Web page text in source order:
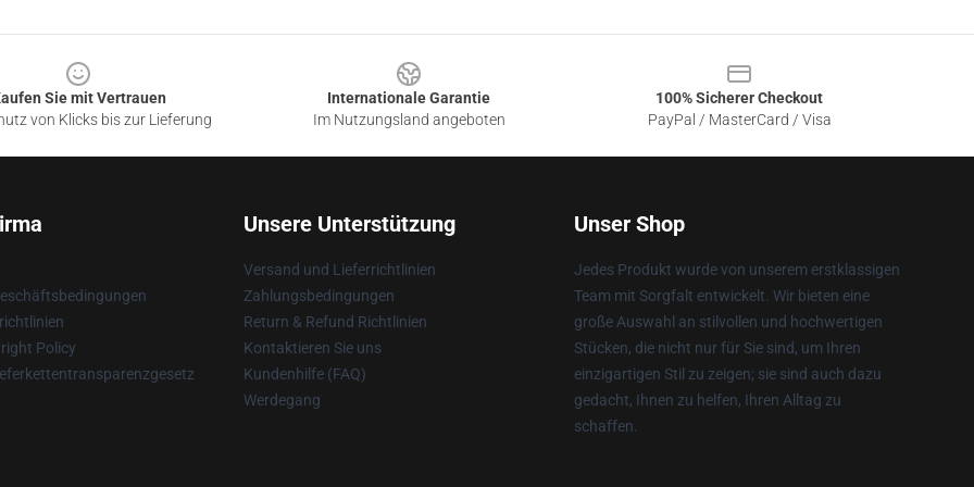
Sie mit Vertrauen
von Klicks bis zur Lieferung
Internationale Garantie
Im Nutzungsland angeboten
100% Sicherer Checkout
PayPal / MasterCard / Visa
Policy
Unsere Unterstützung
Versand und Lieferrichtlinien
Zahlungsbedingungen
Return & Refund Richtlinien
Kontaktieren Sie uns
Kundenhilfe (FAQ)
Werdegang
Unser Shop
Jedes Produkt wurde von unserem erstklassigen
Team mit Sorgfalt entwickelt. Wir bieten eine
große Auswahl an stilvollen und hochwertigen
Stücken, die nicht nur für Sie sind, um Ihren
einzigartigen Stil zu zeigen; sie sind auch dazu
gedacht, Ihnen zu helfen, Ihren Alltag zu
schaffen.